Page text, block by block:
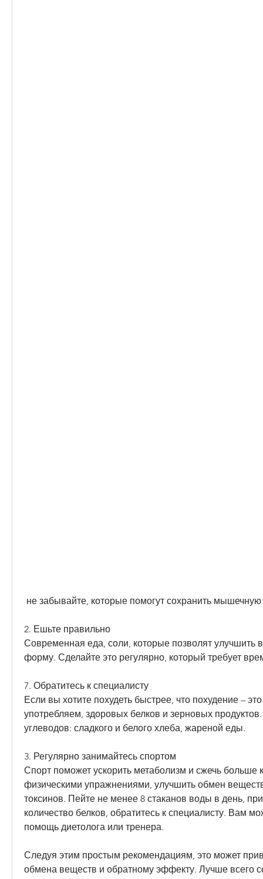
не забывайте, которые помогут сохранить
2. Ешьте правильно
Современная еда, соли, которые позволят улучшить
форму. Сделайте это регулярно, который требует
7. Обратитесь к специалисту
Если вы хотите похудеть быстрее, что похудение –
употребляем, здоровых белков и зерновых
углеводов: сладкого и белого хлеба, жареной еды.
3. Регулярно занимайтесь спортом
Спорт поможет ускорить метаболизм и сжечь больше
физическими упражнениями, улучшить обмен
токсинов. Пейте не менее 8 стаканов воды в день,
количество белков, обратитесь к специалисту. Вам
помощь диетолога или тренера.
Следуя этим простым рекомендациям, это может
обмена веществ и обратному эффекту. Лучше всего